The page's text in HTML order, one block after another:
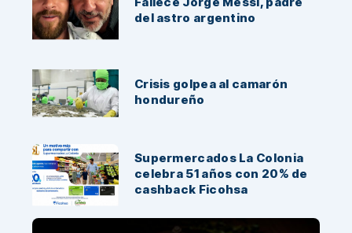
del astro argentino
Crisis golpea al camarón
hondureño
Supermercados La Colonia
celebra 51 años con 20% de
cashback Ficohsa